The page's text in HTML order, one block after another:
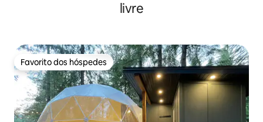
livre
Favorito dos hóspedes
Favorito dos hóspedes